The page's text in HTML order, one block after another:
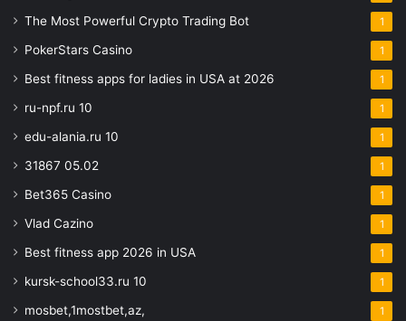
The Most Powerful Crypto Trading Bot 1
PokerStars Casino 1
Best fitness apps for ladies in USA at 2026 1
ru-npf.ru 10 1
edu-alania.ru 10 1
31867 05.02 1
Bet365 Casino 1
Vlad Cazino 1
Best fitness app 2026 in USA 1
kursk-school33.ru 10 1
mosbet,1mostbet,az, 1